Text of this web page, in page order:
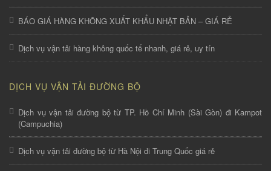
BÁO GIÁ HÀNG KHÔNG XUẤT KHẨU NHẬT BẢN – GIÁ RẺ
Dịch vụ vận tải hàng không quốc tế nhanh, giá rẻ, uy tín
DỊCH VỤ VẬN TẢI ĐƯỜNG BỘ
Dịch vụ vận tải đường bộ từ TP. Hồ Chí Minh (Sài Gòn) đi Kampot
(Campuchia)
Dịch vụ vận tải đường bộ từ Hà Nội đi Trung Quốc giá rẻ